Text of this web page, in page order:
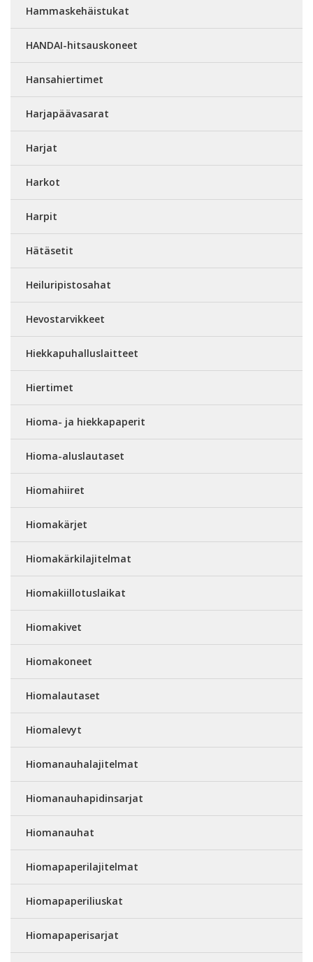
Hammaskehäistukat
HANDAI-hitsauskoneet
Hansahiertimet
Harjapäävasarat
Harjat
Harkot
Harpit
Hätäsetit
Heiluripistosahat
Hevostarvikkeet
Hiekkapuhalluslaitteet
Hiertimet
Hioma- ja hiekkapaperit
Hioma-aluslautaset
Hiomahiiret
Hiomakärjet
Hiomakärkilajitelmat
Hiomakiillotuslaikat
Hiomakivet
Hiomakoneet
Hiomalautaset
Hiomalevyt
Hiomanauhalajitelmat
Hiomanauhapidinsarjat
Hiomanauhat
Hiomapaperilajitelmat
Hiomapaperiliuskat
Hiomapaperisarjat